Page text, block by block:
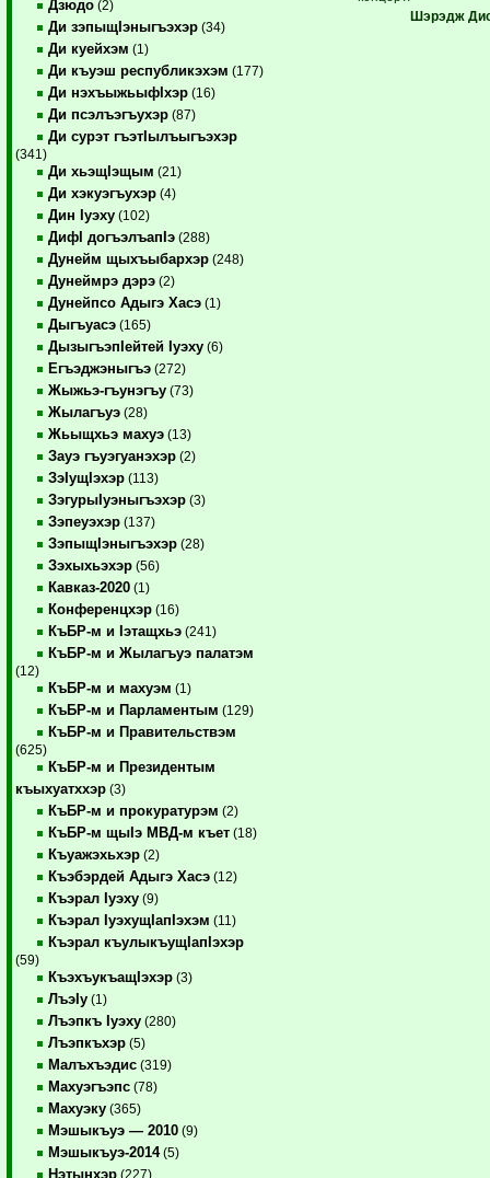
Дзюдо (2)
Ди зэпыщIэныгъэхэр (34)
Ди куейхэм (1)
Ди къуэш республикэхэм (177)
Ди нэхъыжьыфIхэр (16)
Ди псэлъэгъухэр (87)
Ди сурэт гъэтIылъыгъэхэр
(341)
Ди хьэщIэщым (21)
Ди хэкуэгъухэр (4)
Дин Iуэху (102)
ДифI догъэлъапIэ (288)
Дунейм щыхъыбархэр (248)
Дунеймрэ дэрэ (2)
Дунейпсо Адыгэ Хасэ (1)
Дыгъуасэ (165)
ДызыгъэпIейтей Iуэху (6)
Егъэджэныгъэ (272)
Жыжьэ-гъунэгъу (73)
Жылагъуэ (28)
Жьыщхьэ махуэ (13)
Зауэ гъуэгуанэхэр (2)
ЗэIущIэхэр (113)
ЗэгурыIуэныгъэхэр (3)
Зэпеуэхэр (137)
ЗэпыщIэныгъэхэр (28)
Зэхыхьэхэр (56)
Кавказ-2020 (1)
Конференцхэр (16)
КъБР-м и Iэтащхьэ (241)
КъБР-м и Жылагъуэ палатэм
(12)
КъБР-м и махуэм (1)
КъБР-м и Парламентым (129)
КъБР-м и Правительствэм
(625)
КъБР-м и Президентым
къыхуатххэр (3)
КъБР-м и прокуратурэм (2)
КъБР-м щыIэ МВД-м къет (18)
Къуажэхьхэр (2)
Къэбэрдей Адыгэ Хасэ (12)
Къэрал Iуэху (9)
Къэрал IуэхущIапIэхэм (11)
Къэрал къулыкъущIапIэхэр
(59)
КъэхъукъащIэхэр (3)
ЛъэIу (1)
Лъэпкъ Iуэху (280)
Лъэпкъхэр (5)
Малъхъэдис (319)
Махуэгъэпс (78)
Махуэку (365)
Мэшыкъуэ — 2010 (9)
Мэшыкъуэ-2014(5)
Нэтынхэр (227)
Шэрэдж